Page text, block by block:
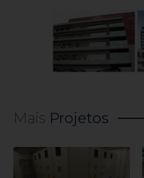
Mais Projetos